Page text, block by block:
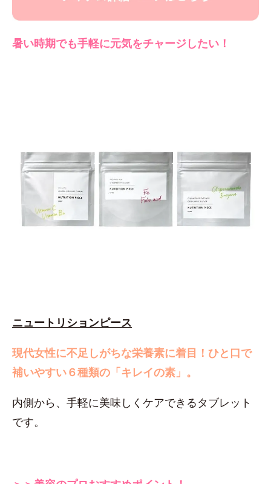
暑い時期でも手軽に元気をチャージしたい！
ニュートリションピース
現代女性に不足しがちな栄養素に着目！ ひと口で
補いやすい６種類の「キレイの素」。
内側から、手軽に美味しくケアできるタブレット
です。